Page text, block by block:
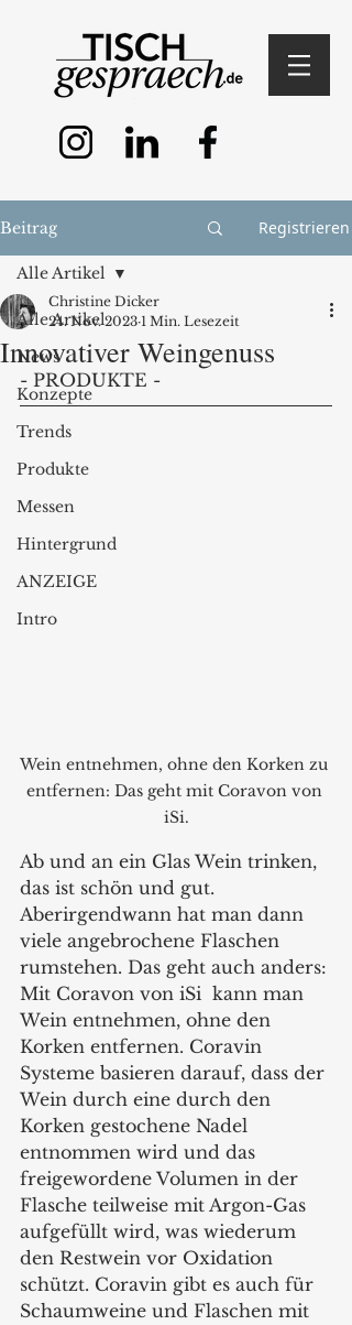
Beitrag Registrieren
Alle Artikel
News
Konzepte
Trends
Produkte
Messen
Hintergrund
ANZEIGE
Intro
Alle Artikel
Innovativer Weingenuss
Christine Dicker
24. Nov. 2023 1 Min. Lesezeit
- PRODUKTE -
Wein entnehmen, ohne den Korken zu
entfernen: Das geht mit Coravon von
iSi.
Ab und an ein Glas Wein trinken,
das ist schön und gut.
Aberirgendwann hat man dann
viele angebrochene Flaschen
rumstehen. Das geht auch anders:
Mit Coravon von iSi  kann man
Wein entnehmen, ohne den
Korken entfernen. Coravin
Systeme basieren darauf, dass der
Wein durch eine durch den
Korken gestochene Nadel
entnommen wird und das
freigewordene Volumen in der
Flasche teilweise mit Argon-Gas
aufgefüllt wird, was wiederum
den Restwein vor Oxidation
schützt. Coravin gibt es auch für
Schaumweine und Flaschen mit